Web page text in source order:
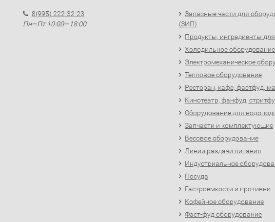
8(995) 222-32-23
Пн—Пт 10:00—18:00
Запасные части для
(ЗИП)
Продукты, ингредиенты для
Холодильное оборудование
Электромеханическое
Тепловое оборудование
Ресторан, кафе, фастфуд,
Кинотеатр, фанфуд,
Оборудование для
Запчасти и комплектующие
Весовое оборудование
Линии раздачи питания
Индустриальное
Посуда
Гастроемкости и противни
Кофейное оборудование
Фаст-фуд оборудование